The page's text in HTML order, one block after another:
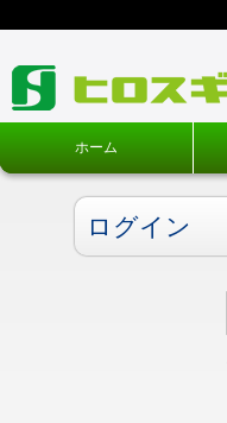
ホーム
ログイン